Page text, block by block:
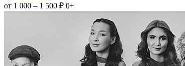
от 1 000 – 1 500 ₽ 0+